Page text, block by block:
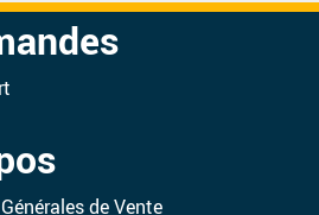
calcite.
de Vente